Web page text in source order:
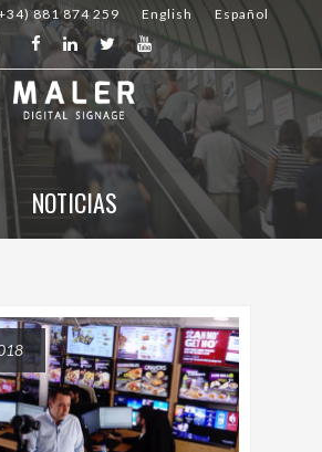
881 874 259 English Español
NOTICIAS